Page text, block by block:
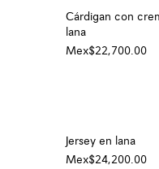
Cárdigan con
lana
Mex$22,700.00
Jersey en lana
Mex$24,200.00